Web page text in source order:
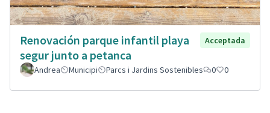
Renovación parque infantil playa
segur junto a petanca
Acceptada
Andrea Municipi Parcs i Jardins Sostenibles 0 0